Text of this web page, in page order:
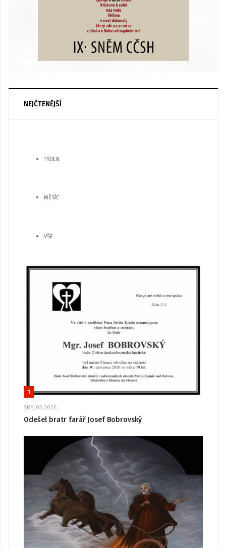
NEJČTENĚJŠÍ
TÝDEN
MĚSÍC
VŠE
1
SRP, 03 2026
Odešel bratr farář Josef Bobrovský